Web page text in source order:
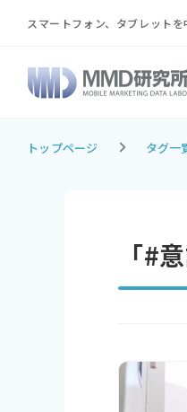
スマートフォン、タブレット
トップページ タグ一
「#